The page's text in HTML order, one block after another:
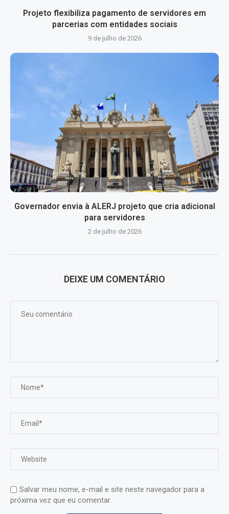
Projeto flexibiliza pagamento de servidores em
parcerias com entidades sociais
9 de julho de 2026
Governador envia à ALERJ projeto que cria adicional
para servidores
2 de julho de 2026
DEIXE UM COMENTÁRIO
Salvar meu nome, e-mail e site neste navegador para a
próxima vez que eu comentar.